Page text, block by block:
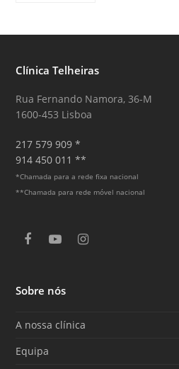
Clínica Telheiras
Rua Fernando Namora, 36-M
1600-453 Lisboa
217 579 909 *
914 450 011 **
*Chamada para a rede fixa nacional
**Chamada para rede móvel nacional
F
e
b
o
k
Y
T
u
e
I
r
a
Sobre nós
A nossa clínica
Equipa